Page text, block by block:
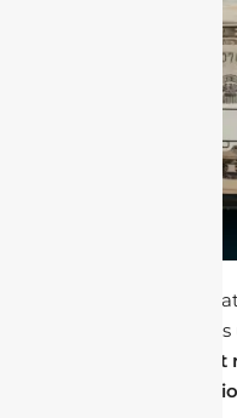
L’investissement
plus la diaspora.
combien
immobilier en